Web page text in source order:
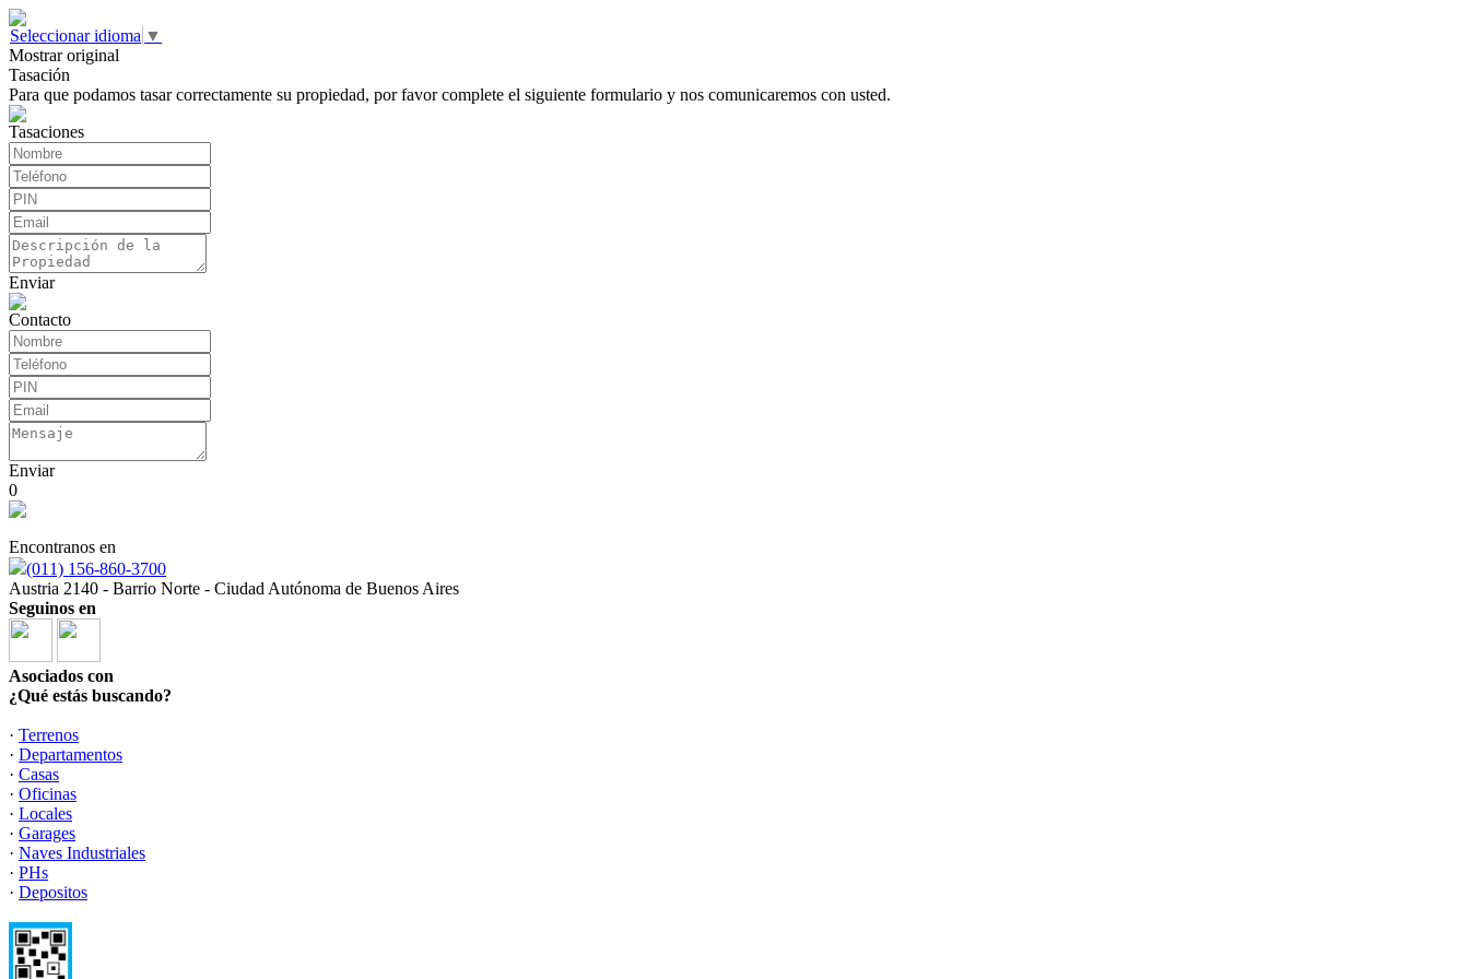
Seleccionar idioma ▼
Mostrar original
Tasación
Para que podamos tasar correctamente su propiedad, por favor complete el siguiente formulario y nos comunicaremos con usted.
Tasaciones
Enviar
Contacto
Enviar
0
Encontranos en
(011) 156-860-3700
Austria 2140 - Barrio Norte - Ciudad Autónoma de Buenos Aires
Seguinos en
Asociados con
¿Qué estás buscando?
· Terrenos
· Departamentos
· Casas
· Oficinas
· Locales
· Garages
· Naves Industriales
· PHs
· Depositos